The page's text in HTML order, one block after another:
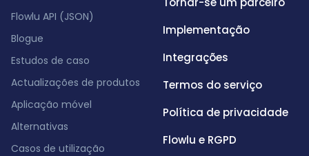
Flowlu API (JSON)
Blogue
Estudos de caso
Actualizações de produtos
Aplicação móvel
Alternativas
Casos de utilização
Implementação
Integrações
Termos do serviço
Política de privacidade
Flowlu e RGPD